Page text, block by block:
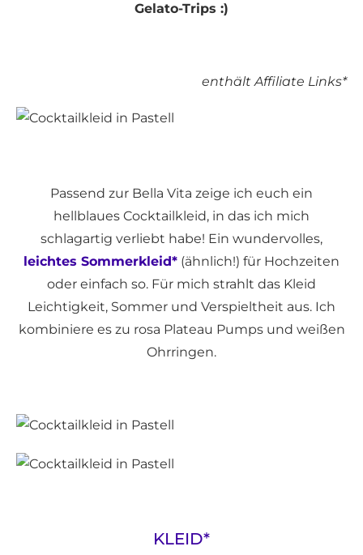
Gelato-Trips :)
enthält Affiliate Links*
Passend zur Bella Vita zeige ich euch ein
hellblaues Cocktailkleid, in das ich mich
schlagartig verliebt habe! Ein wundervolles,
leichtes Sommerkleid* (ähnlich!) für Hochzeiten
oder einfach so. Für mich strahlt das Kleid
Leichtigkeit, Sommer und Verspieltheit aus. Ich
kombiniere es zu rosa Plateau Pumps und weißen
Ohrringen.
KLEID*